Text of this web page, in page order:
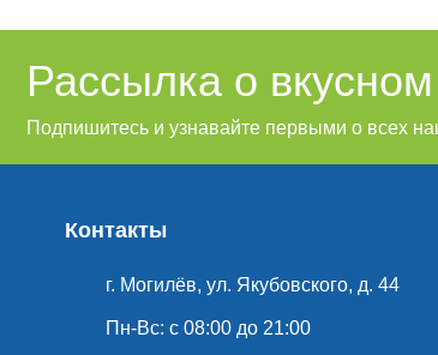
Рассылка о
Подпишитесь и узнавайте первыми о всех
Контакты
г. Могилёв, ул. Якубовского, д. 44
Пн-Вс: с 08:00 до 21:00